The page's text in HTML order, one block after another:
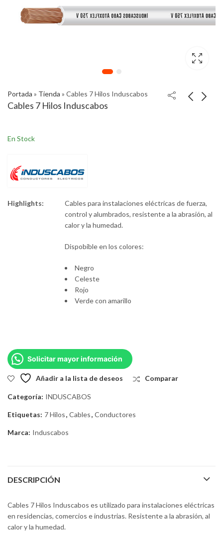
Portada » Tienda » Cables 7 Hilos Induscabos
Cables 7 Hilos Induscabos
En Stock
Highlights:
Cables para instalaciones eléctricas de fuerza,
control y alumbrados, resistente a la abrasión, al
calor y la humedad.
Dispobible en los colores:
Negro
Celeste
Rojo
Verde con amarillo
Solicitar mayor información
Añadir a la lista de deseos Comparar
Categoría: INDUSCABOS
Etiquetas: 7 Hilos, Cables, Conductores
Marca: Induscabos
DESCRIPCIÓN
Cables 7 Hilos Induscabos es utilizado para instalaciones eléctricas
en residencias, comercios e industrias. Resistente a la abrasión, al
calor y la humedad.